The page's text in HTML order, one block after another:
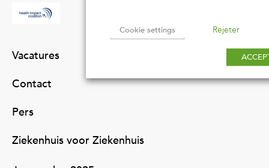
Vacatures
Contact
Pers
Ziekenhuis voor Ziekenhuis
Cookie settings Rejeter